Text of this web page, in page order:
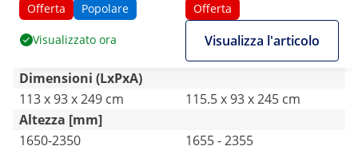
Offerta Popolare
Visualizzato ora
Offerta
Visualizza l'articolo
Dimensioni (LxPxA)
113 x 93 x 249 cm
115.5 x 93 x 245 cm
Altezza [mm]
1650-2350
1655 - 2355